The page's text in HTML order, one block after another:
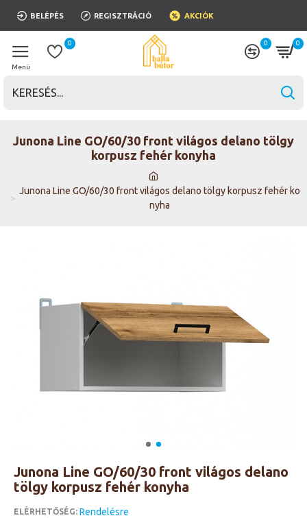
BELÉPÉS REGISZTRÁCIÓ AKCIÓK
0 0 0
Junona Line GO/60/30 front világos delano tölgy korpusz fehér ko
nyha
Junona Line GO/60/30 front világos delano tölgy
korpusz fehér konyha
Junona Line GO/60/30 front világos delano
tölgy korpusz fehér konyha
ELÉRHETŐSÉG: Rendelésre